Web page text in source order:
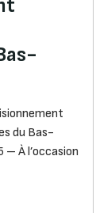
du Bas-
À l’occasion